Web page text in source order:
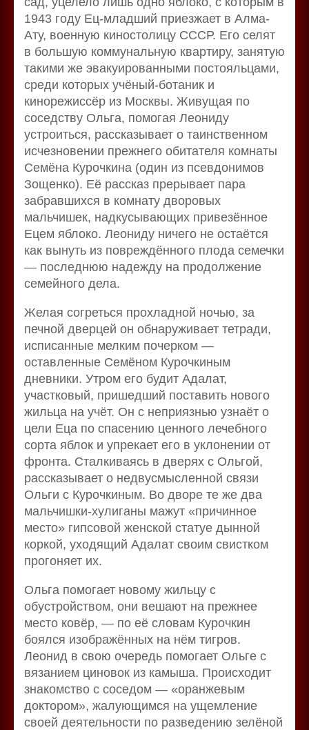
1943 году Ец-младший приезжает в Алма-
Ату, военную киностолицу СССР. Его селят
в большую коммунальную квартиру, занятую
такими же эвакуированными постояльцами,
среди которых учёный-ботаник и
кинорежиссёр из Москвы. Живущая по
соседству Ольга, помогая Леониду
устроиться, рассказывает о таинственном
исчезновении прежнего обитателя комнаты
Семёна Курочкина (один из псевдонимов
Зощенко). Её рассказ прерывает пара
забравшихся в комнату дворовых
мальчишек, надкусывающих привезённое
Ецем яблоко. Леониду ничего не остаётся
как вынуть из повреждённого плода семечки
— последнюю надежду на продолжение
семейного дела.
Желая согреться прохладной ночью, за
печной дверцей он обнаруживает тетради,
исписанные мелким почерком —
оставленные Семёном Курочкиным
дневники. Утром его будит Адалат,
участковый, пришедший поставить нового
жильца на учёт. Он с неприязнью узнаёт о
цели Еца по спасению ценного лечебного
сорта яблок и упрекает его в уклонении от
фронта. Сталкиваясь в дверях с Ольгой,
рассказывает о недвусмысленной связи
Ольги с Курочкиным. Во дворе те же два
мальчишки-хулиганы мажут «причинное
место» гипсовой женской статуе дынной
коркой, уходящий Адалат своим свистком
прогоняет их.
Ольга помогает новому жильцу с
обустройством, они вешают на прежнее
место ковёр, — по её словам Курочкин
боялся изображённых на нём тигров.
Леонид в свою очередь помогает Ольге с
вязанием циновок из камыша. Происходит
знакомство с соседом — «оранжевым
доктором», жалующимся на ущемление
своей деятельности по разведению зелёной